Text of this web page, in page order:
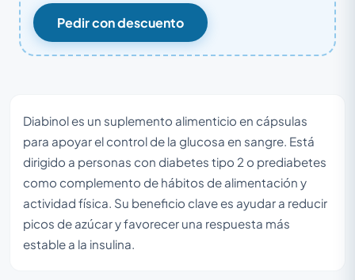
Pedir con descuento
Diabinol es un suplemento alimenticio en cápsulas
para apoyar el control de la glucosa en sangre. Está
dirigido a personas con diabetes tipo 2 o prediabetes
como complemento de hábitos de alimentación y
actividad física. Su beneficio clave es ayudar a reducir
picos de azúcar y favorecer una respuesta más
estable a la insulina.